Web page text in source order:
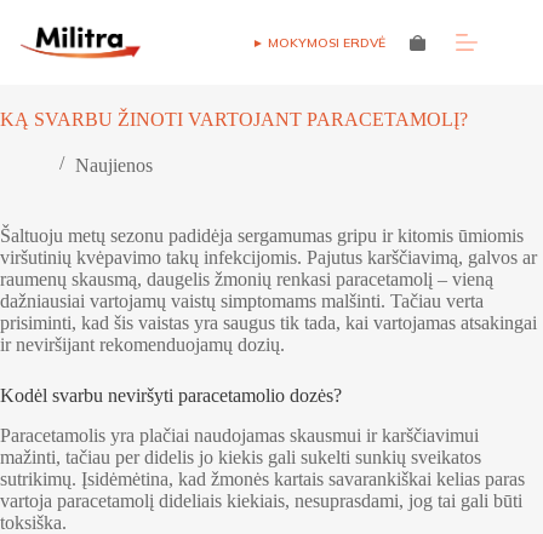
content
► MOKYMOSI ERDVĖ
Shopping
KĄ SVARBU ŽINOTI VARTOJANT PARACETAMOLĮ?
Naujienos
Šaltuoju metų sezonu padidėja sergamumas gripu ir kitomis ūmiomis
viršutinių kvėpavimo takų infekcijomis. Pajutus karščiavimą, galvos ar
raumenų skausmą, daugelis žmonių renkasi paracetamolį – vieną
dažniausiai vartojamų vaistų simptomams malšinti. Tačiau verta
prisiminti, kad šis vaistas yra saugus tik tada, kai vartojamas atsakingai
ir neviršijant rekomenduojamų dozių.
Kodėl svarbu neviršyti paracetamolio dozės?
Paracetamolis yra plačiai naudojamas skausmui ir karščiavimui
mažinti, tačiau per didelis jo kiekis gali sukelti sunkių sveikatos
sutrikimų. Įsidėmėtina, kad žmonės kartais savarankiškai kelias paras
vartoja paracetamolį dideliais kiekiais, nesuprasdami, jog tai gali būti
toksiška.